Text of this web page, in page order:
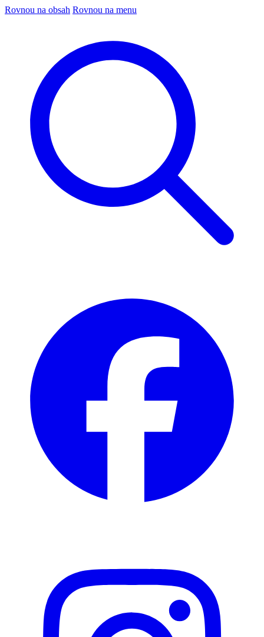
Rovnou na obsah Rovnou na menu